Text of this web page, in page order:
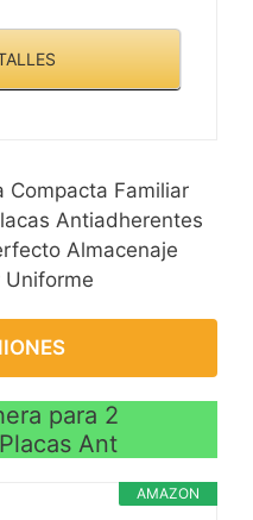
Compacta Familiar
Antiadherentes
Almacenaje
para 2
Ant
AMAZON